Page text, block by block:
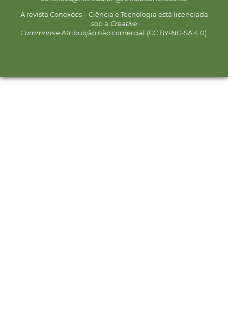
A revista Conexões – Ciência e Tecnologia está licenciada
sob a Creative
Commonse Atribuição não comercial (CC BY-NC-SA 4.0).